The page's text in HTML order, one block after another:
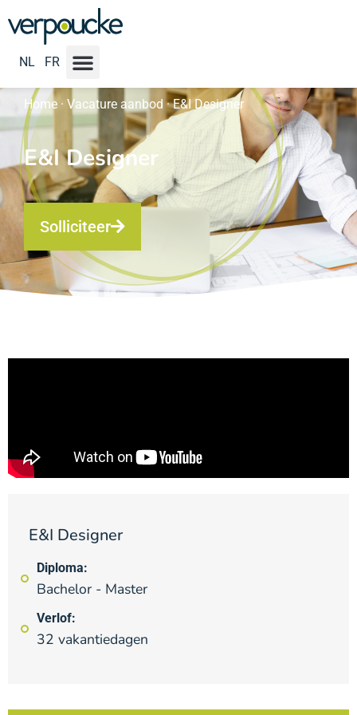
NL FR
Home · Vacature aanbod ·E&I Designer
E&I Designer
Solliciteer
E&I Designer
Diploma:
Bachelor - Master
Verlof:
32 vakantiedagen